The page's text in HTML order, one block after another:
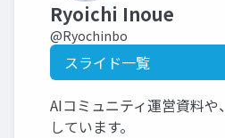
Ryoichi Inoue
@Ryochinbo
スライド一覧
AIコミュニティ運営資料
しています。